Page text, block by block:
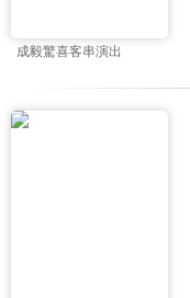
成毅驚喜客串演出